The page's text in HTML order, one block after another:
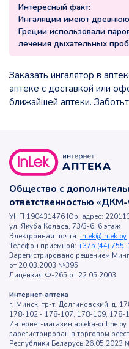
Интересный факт:
Ингаляции имеют
Греции использовали
лечения дыхательных
Заказать ингалятор в
аптеке с доставкой или
ближайшей аптеки.
Общество с
ответственностью
УНП 190431476 Юр. адрес:
ул. Якуба Коласа, 73/3-6, 6 этаж
Электронная почта: inlek@inlek.by
Телефон приемной: +375 (44)
Зарегистрировано решением
от 20.03.2003 №395
Лицензия Ф-265 от 22.05.2003
Интернет-аптека
г. Минск, тр-т. Долгиновский, д.
178-102 - 178-107, 178-109, 178-
Интернет-магазин apteka-online.by
зарегистрирован в торговом
Республики Беларусь 26.05.2023